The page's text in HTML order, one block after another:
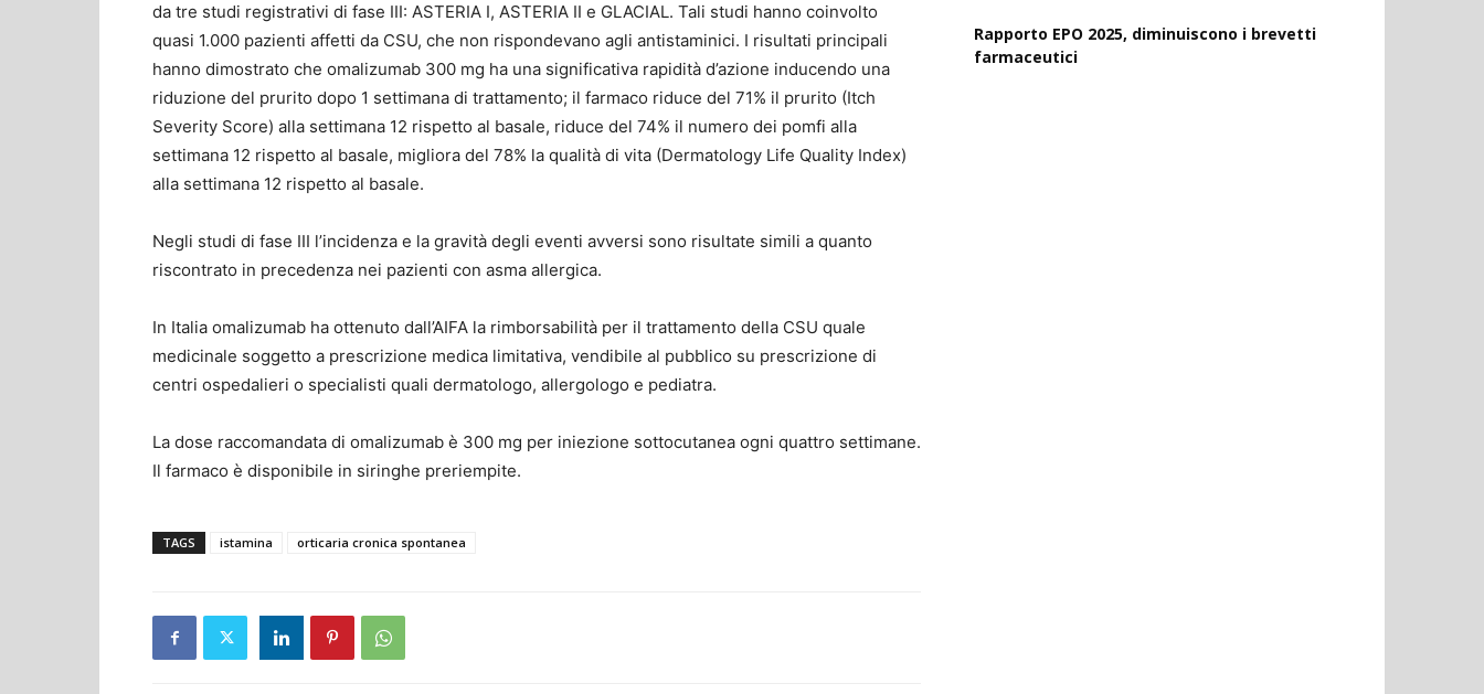
da tre studi registrativi di fase III: ASTERIA I, ASTERIA II e GLACIAL. Tali studi hanno coinvolto
quasi 1.000 pazienti affetti da CSU, che non rispondevano agli antistaminici. I risultati principali
hanno dimostrato che omalizumab 300 mg ha una significativa rapidità d’azione inducendo una
riduzione del prurito dopo 1 settimana di trattamento; il farmaco riduce del 71% il prurito (Itch
Severity Score) alla settimana 12 rispetto al basale, riduce del 74% il numero dei pomfi alla
settimana 12 rispetto al basale, migliora del 78% la qualità di vita (Dermatology Life Quality Index)
alla settimana 12 rispetto al basale.
Negli studi di fase III l’incidenza e la gravità degli eventi avversi sono risultate simili a quanto
riscontrato in precedenza nei pazienti con asma allergica.
In Italia omalizumab ha ottenuto dall’AIFA la rimborsabilità per il trattamento della CSU quale
medicinale soggetto a prescrizione medica limitativa, vendibile al pubblico su prescrizione di
centri ospedalieri o specialisti quali dermatologo, allergologo e pediatra.
La dose raccomandata di omalizumab è 300 mg per iniezione sottocutanea ogni quattro settimane.
Il farmaco è disponibile in siringhe preriempite.
TAGS istamina orticaria cronica spontanea
Rapporto EPO 2025, diminuiscono i brevetti
farmaceutici